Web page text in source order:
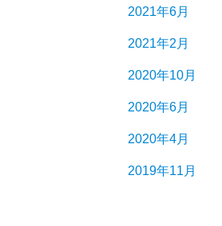
2021年6月
2021年2月
2020年10月
2020年6月
2020年4月
2019年11月